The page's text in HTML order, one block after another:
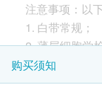
B超檢查- 膀
上腹腔超声波:
上腹腔超声
上腹腔超声波:
上腹腔超声
注意事项：以
1. 白带常规；
2. 薄层细胞学
3. 人类乳头瘤
购买须知